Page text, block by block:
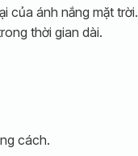
của ánh nắng mặt trời.
thời gian dài.
cách.